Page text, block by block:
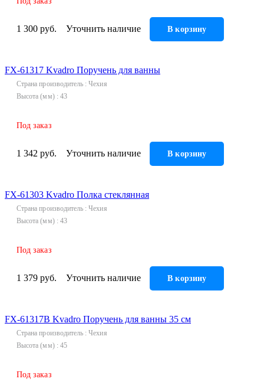
1 300 руб. Уточнить наличие В корзину
FX-61317 Kvadro Поручень для ванны
Страна производитель
Чехия
Высота (мм)
43
Под заказ
1 342 руб. Уточнить наличие В корзину
FX-61303 Kvadro Полка стеклянная
Страна производитель
Чехия
Высота (мм)
43
Под заказ
1 379 руб. Уточнить наличие В корзину
FX-61317В Kvadro Поручень для ванны 35 см
Страна производитель
Чехия
Высота (мм)
45
Под заказ